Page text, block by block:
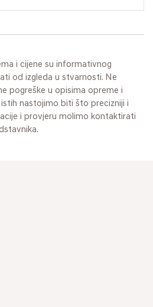
i cijene su informativnog
od izgleda u stvarnosti. Ne
pogreške u opisima opreme i
nastojimo biti što precizniji i
i provjeru molimo kontaktirati